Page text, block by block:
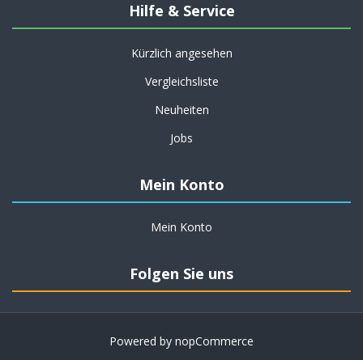
Hilfe & Service
Kürzlich angesehen
Vergleichsliste
Neuheiten
Jobs
Mein Konto
Mein Konto
Folgen Sie uns
Powered by nopCommerce